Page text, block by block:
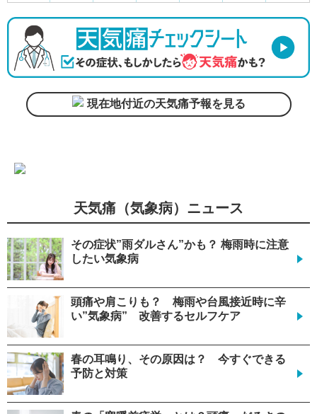
現在地付近の天気痛予報を見る
天気痛（気象病）ニュース
その症状”雨ダルさん”かも？ 梅雨時に注意
したい気象病
頭痛や肩こりも？ 梅雨や台風接近時に辛
い”気象病” 改善するセルフケア
春の耳鳴り、その原因は？ 今すぐできる
予防と対策